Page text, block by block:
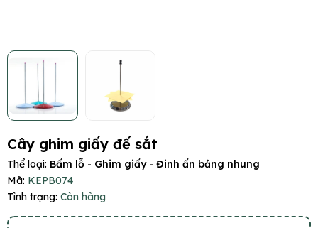
Cây ghim giấy đế sắt
Thể loại: Bấm lỗ - Ghim giấy - Đinh ấn bảng nhung
Mã: KEPB074
Tình trạng: Còn hàng